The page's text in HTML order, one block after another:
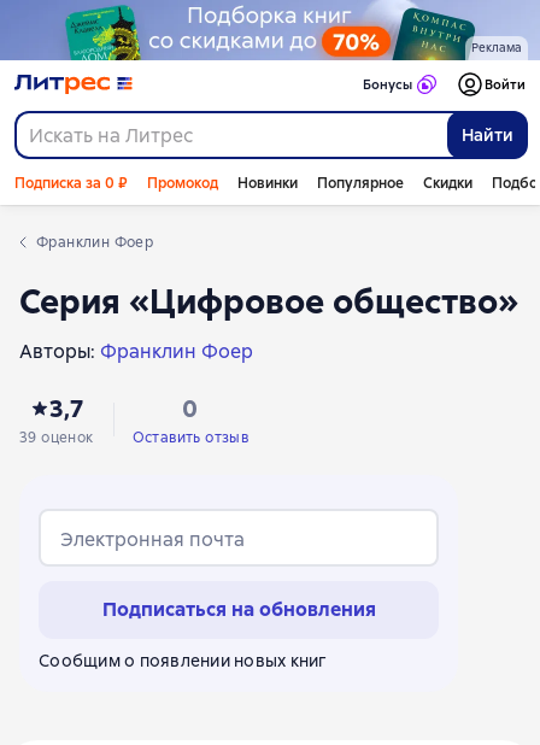
Реклама
Найти
Бонусы Войти
Подписка за 0 ₽ Промокод Новинки Популярное Скидки
Франклин Фоер
Серия «Цифровое общество»
Авторы: Франклин Фоер
3,7
39 оценок
0
Оставить отзыв
Электронная почта
Подписаться на обновления
Сообщим о появлении новых книг